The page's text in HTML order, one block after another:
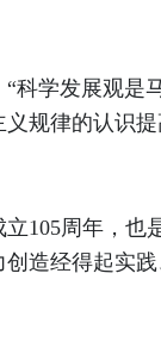
学发展观是马
规律的认识
周年，也是
造经得起实